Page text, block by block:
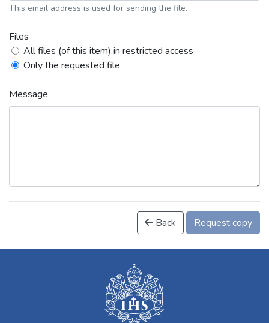
This email address is used for sending the file.
Files
All files (of this item) in restricted access
Only the requested file
Message
Back Request copy